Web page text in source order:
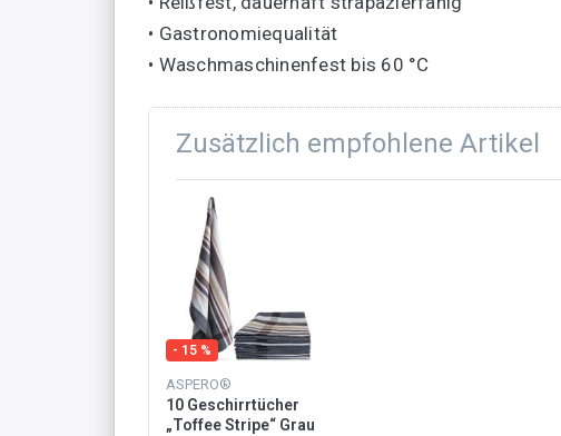
• Gastronomiequalität
• Waschmaschinenfest bis 60 °C
Zusätzlich empfohlene Artikel
- 15 %
ASPERO®
10 Geschirrtücher
„Toffee Stripe“ Grau